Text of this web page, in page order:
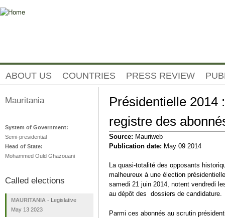
Présidentielle 2014
registre des
Source: Mauriweb
Publication date: May 09 2014
La quasi-totalité des opposants
malheureux à une élection
samedi 21 juin 2014, notent vendredi
au dépôt des dossiers de candidature.
Parmi ces abonnés au scrutin
ABOUT US COUNTRIES PRESS REVIEW
Mauritania
System of Government:
Semi-presidential
Head of State:
Mohammed Ould Ghazouani
Called elections
MAURITANIA - Legislative
May 13 2023